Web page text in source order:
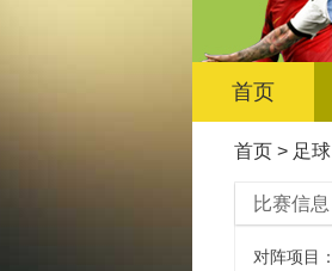
首页
首页> 足球
比赛信息
对阵项目：